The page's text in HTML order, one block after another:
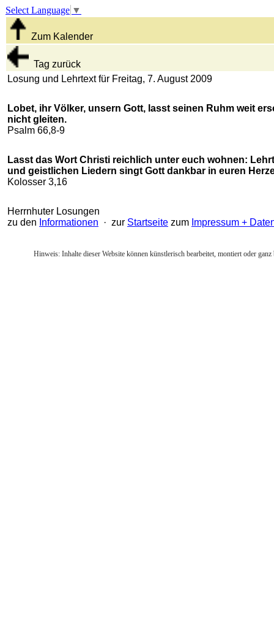
Select Language ▼
Zum Kalender
Tag zurück
Losung und Lehrtext für Freitag, 7. August 2009
Lobet, ihr Völker, unsern Gott, lasst seinen Ruhm weit
nicht gleiten.
Psalm 66,8-9
Lasst das Wort Christi reichlich unter euch wohnen:
und geistlichen Liedern singt Gott dankbar in euren
Kolosser 3,16
Herrnhuter Losungen
zu den Informationen · zur Startseite zum Impressum +
Hinweis: Inhalte dieser Website können künstlerisch bearbeitet, montiert oder